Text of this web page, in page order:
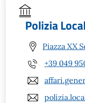
Polizia
Piazza XX
+39 049